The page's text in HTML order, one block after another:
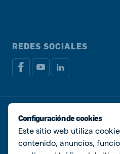
REDES SOCIALES
Política de privacidad
Administrar Cookies
© De Heus Animal Nutrition
Configuración de cookies
Este sitio web utiliza
contenido, anuncios,